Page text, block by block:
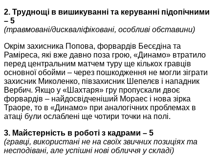
2. Труднощі в вишикуванні та керуванні підопічними
– 5
(травмовані/дискваліфіковані, особливі обставини)
Окрім захисника Попова, форвардів Бесєдіна та
Раміреса, які вже давно поза грою, «Динамо» втратило
перед центральним матчем туру ще кількох гравців
основної обойми – через пошкодження не могли зіграти
захисник Миколенко, півзахисник Шепелєв і нападник
Вербич. Якщо у «Шахтаря» гру пропускали двоє
форвардів ‒ найдосвідченіший Мораес і нова зірка
Траоре, то в «Динамо» при аналогічних проблемах в
атаці були ослаблені ще чотири точки на полі.
3. Майстерність в роботі з кадрами – 5
(гравці, використані не на своїх звичних позиціях та
несподівані, але успішні нові обличчя у складі)